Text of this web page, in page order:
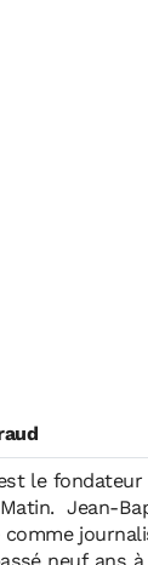
le
Giraud a
comme